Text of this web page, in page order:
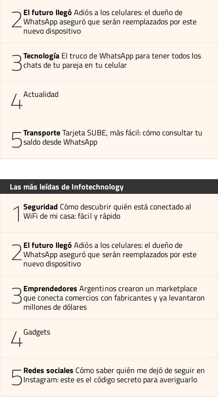
2El futuro llegó Adiós a los celulares: el dueño de
WhatsApp aseguró que serán reemplazados por este
nuevo dispositivo
3Tecnología El truco de WhatsApp para tener todos los
chats de tu pareja en tu celular
4Actualidad
5TransporteTarjeta SUBE, más fácil: cómo consultar tu
saldo desde WhatsApp
Las más leídas de Infotechnology
1 Seguridad Cómo descubrir quién está conectado al
WiFi de mi casa: fácil y rápido
2El futuro llegó Adiós a los celulares: el dueño de
WhatsApp aseguró que serán reemplazados por este
nuevo dispositivo
3Emprendedores Argentinos crearon un marketplace
que conecta comercios con fabricantes y ya levantaron
millones de dólares
4Gadgets
5Redes sociales Cómo saber quién me dejó de seguir en
Instagram: este es el código secreto para averiguarlo